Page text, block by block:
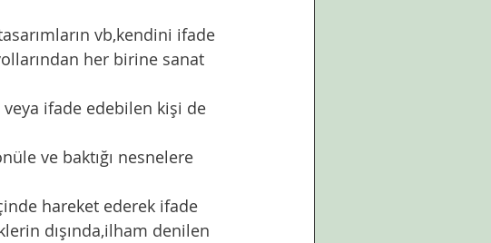
vb,kendini ifade
her birine sanat
ifade edebilen kişi de
ve baktığı nesnelere
hareket ederek ifade
dışında,ilham denilen